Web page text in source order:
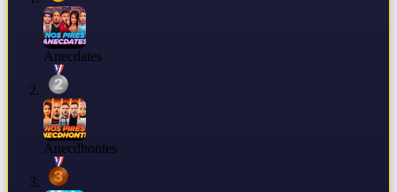
Anecdates
Anecdhontes